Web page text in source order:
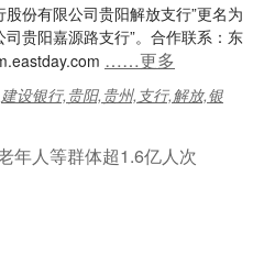
份有限公司贵阳解放支行”更名为
贵阳嘉源路支行”。合作联系：东
……更多
建设银行,贵阳,贵州,支行,解放,银